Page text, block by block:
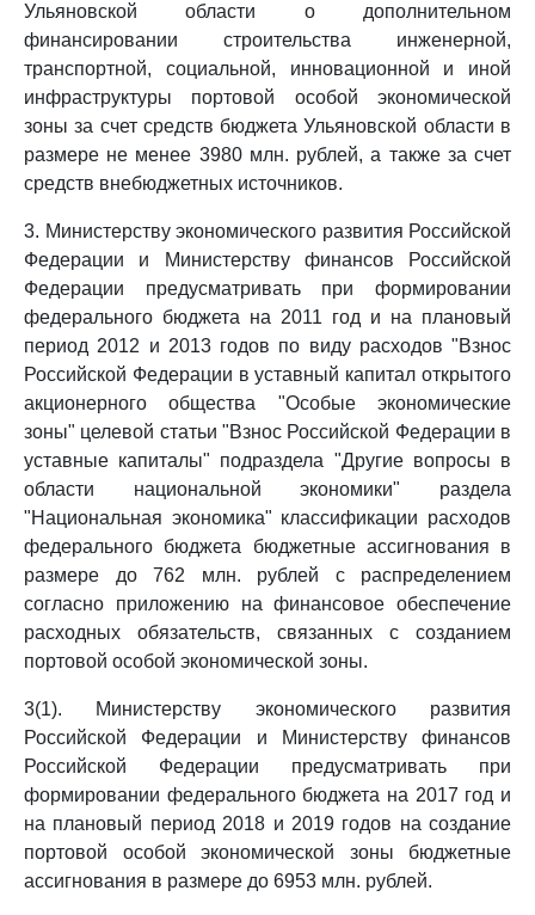
Ульяновской области о дополнительном
финансировании строительства инженерной,
транспортной, социальной, инновационной и иной
инфраструктуры портовой особой экономической
зоны за счет средств бюджета Ульяновской области в
размере не менее 3980 млн. рублей, а также за счет
средств внебюджетных источников.
3. Министерству экономического развития Российской
Федерации и Министерству финансов Российской
Федерации предусматривать при формировании
федерального бюджета на 2011 год и на плановый
период 2012 и 2013 годов по виду расходов "Взнос
Российской Федерации в уставный капитал открытого
акционерного общества "Особые экономические
зоны" целевой статьи "Взнос Российской Федерации в
уставные капиталы" подраздела "Другие вопросы в
области национальной экономики" раздела
"Национальная экономика" классификации расходов
федерального бюджета бюджетные ассигнования в
размере до 762 млн. рублей с распределением
согласно приложению на финансовое обеспечение
расходных обязательств, связанных с созданием
портовой особой экономической зоны.
3(1). Министерству экономического развития
Российской Федерации и Министерству финансов
Российской Федерации предусматривать при
формировании федерального бюджета на 2017 год и
на плановый период 2018 и 2019 годов на создание
портовой особой экономической зоны бюджетные
ассигнования в размере до 6953 млн. рублей.